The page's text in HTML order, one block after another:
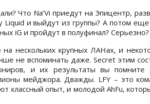
Что Na’Vi приедут на Эпицентр,
Liquid и выйдут из группы? А потом
iG и пройдут в полуфинал? Серьезно?
на нескольких крупных ЛАНах, и
не вспоминать даже. Secret этим
и их результаты вы помните
мейджора. Дважды. LFY – это
классный опыт, и молодой AhFu,